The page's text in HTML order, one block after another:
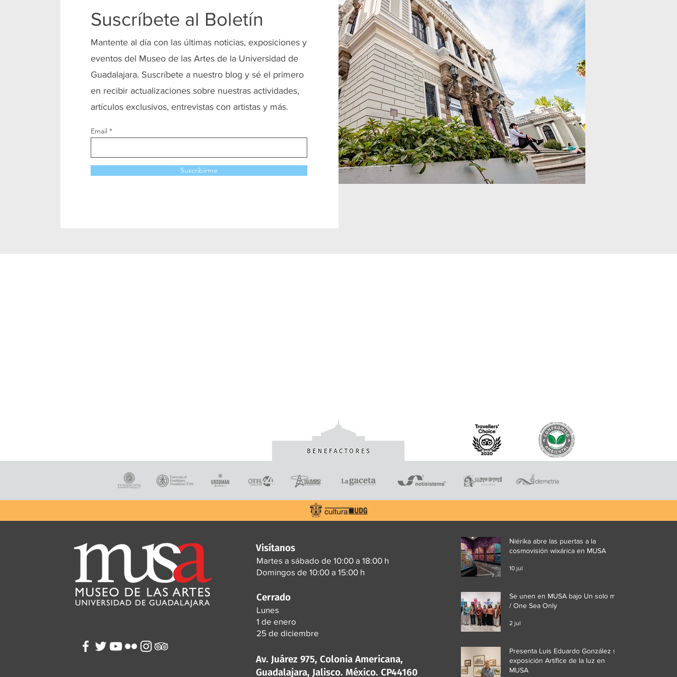
Suscríbete al Boletín
Mantente al día con las últimas noticias, exposiciones y
eventos del Museo de las Artes de la Universidad de
Guadalajara. Suscríbete a nuestro blog y sé el primero
en recibir actualizaciones sobre nuestras actividades,
artículos exclusivos, entrevistas con artistas y más.
Email
Suscribirme
Visítanos
Martes a sábado de 10:00 a 18:00 h
Domingos de 10:00 a 15:00 h
Cerrado
Lunes
1 de enero
25 de diciembre
Av. Juárez 975, Colonia Americana,
Guadalajara, Jalisco. México. CP44160
Niérika abre las puertas a la
cosmovisión wixárica en MUSA
10 jul
Se unen en MUSA bajo Un solo mar
/ One Sea Only
2 jul
Presenta Luis Eduardo González su
exposición Artífice de la luz en
MUSA